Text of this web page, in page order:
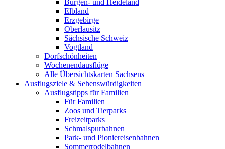
Burgen- und Heideland
Elbland
Erzgebirge
Oberlausitz
Sächsische Schweiz
Vogtland
Dorfschönheiten
Wochenendausflüge
Alle Übersichtskarten Sachsens
Ausflugsziele & Sehenswürdigkeiten
Ausflugstipps für Familien
Für Familien
Zoos und Tierparks
Freizeitparks
Schmalspurbahnen
Park- und Pioniereisenbahnen
Sommerrodelbahnen